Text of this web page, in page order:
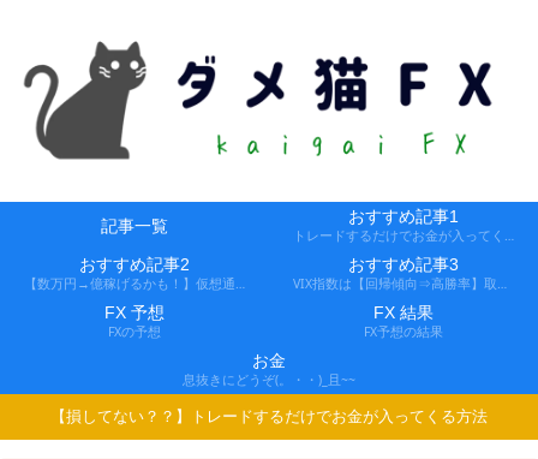
記事一覧 おすすめ記事1
おすすめ記事2 おすすめ記事3
FX 予想
FXの予想
FX 結果
FX予想の結果
お金
息抜きにどうぞ(。・・)_且~~
【損してない？？】トレードするだけでお金が入ってくる方法